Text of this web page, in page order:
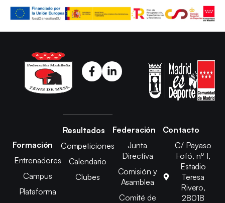
Formación
Entrenadores
Campus
Plataforma
Resultados
Competiciones
Calendario
Clubes
Federación
Junta
Directiva
Comisión y
Asamblea
Comité de
Contacto
C/ Payaso
Fofó, nº 1,
Estadio
Teresa
Rivero,
28018